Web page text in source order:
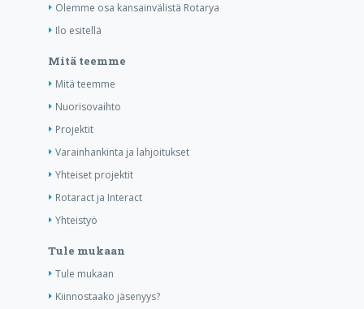
Olemme osa kansainvälistä Rotarya
Ilo esitellä
Mitä teemme
Mitä teemme
Nuorisovaihto
Projektit
Varainhankinta ja lahjoitukset
Yhteiset projektit
Rotaract ja Interact
Yhteistyö
Tule mukaan
Tule mukaan
Kiinnostaako jäsenyys?